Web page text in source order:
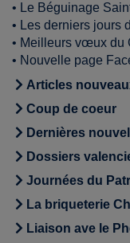
• Le Béguinage
• Les derniers jours
• Meilleurs vœux du
• Nouvelle page
Articles
Coup de coeur
Dernières
Dossiers
Journées du
La briqueterie
Liaison ave le